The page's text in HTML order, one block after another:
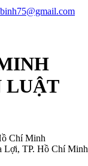
LUẬT
Chí Minh
Lợi, TP. Hồ Chí Minh